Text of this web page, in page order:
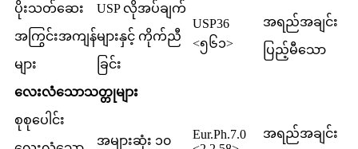
ပိုးသတ်ဆေး
အကြွင်းအကျန်
များ
USP လိုအပ်ချက်
များနှင့် ကိုက်ညီ
ခြင်း
USP36
<၅၆၁>
အရည်အချင်း
ပြည့်မီသော
လေးလံသောသတ္တုများ
စုစုပေါင်း
အများဆုံး ၁၀
Eur.Ph.7.0
အရည်အချင်း